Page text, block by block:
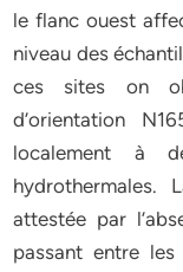
le flanc ouest
niveau des
ces sites on
d’orientation
localement à
hydrothermales.
attestée par
passant entre